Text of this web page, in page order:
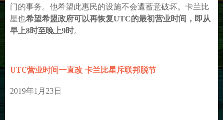
门的事务。他希望此惠民的设施不会遭蓄意破坏。卡兰比
星也希望希盟政府可以再恢复UTC的最初营业时间，即从
早上8时至晚上9时。
UTC营业时间一直改 卡兰比星斥联邦脱节
2019年1月23日